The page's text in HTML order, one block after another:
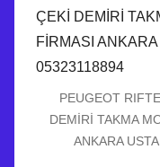
PEUGEOT
DEMİRİ TAKMA
ANKARA